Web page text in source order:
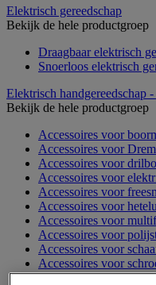
Elektrisch gereedschap
Bekijk de hele productgroep
Draagbaar elektrisch
Snoerloos elektrisch
Elektrisch handgereedschap
Bekijk de hele productgroep
Accessoires voor
Accessoires voor
Accessoires voor
Accessoires voor
Accessoires voor
Accessoires voor
Accessoires voor
Accessoires voor
Accessoires voor
Accessoires voor
Accessoires voor